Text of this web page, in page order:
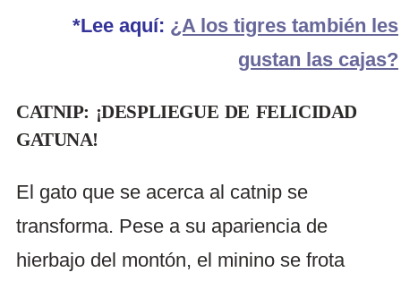
*Lee aquí: ¿A los tigres también les
gustan las cajas?
CATNIP: ¡DESPLIEGUE DE FELICIDAD
GATUNA!
El gato que se acerca al catnip se
transforma. Pese a su apariencia de
hierbajo del montón, el minino se frota